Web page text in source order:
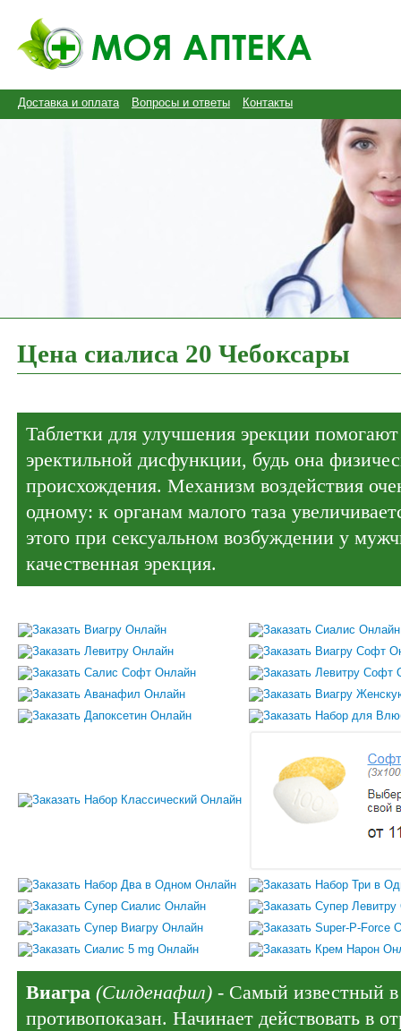
Доставка и оплата Вопросы и ответы Контакты
Цена сиалиса 20 Чебоксары
Таблетки для улучшения эрекции
эректильной дисфункции, будь она
происхождения. Механизм воздействия
одному: к органам малого таза
этого при сексуальном возбуждении у
качественная эрекция.
Виагра (Силденафил) - Самый известный в
противопоказан. Начинает действовать в